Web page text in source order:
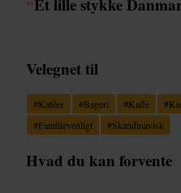
Velegnet til
#Kaféer #Bageri #Kaffe #
#Familievenligt #Skandinavisk
Hvad du kan forvente